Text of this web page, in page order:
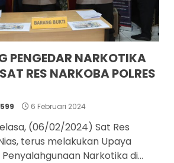
PENGEDAR NARKOTIKA
RES NARKOBA POLRES
6 Februari 2024
(06/02/2024) Sat Res
terus melakukan Upaya
Narkotika di...